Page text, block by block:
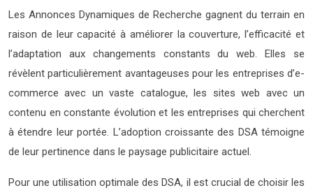
Les Annonces Dynamiques de Recherche gagnent du terrain en
raison de leur capacité à améliorer la couverture, l’efficacité et
l’adaptation aux changements constants du web. Elles se
révèlent particulièrement avantageuses pour les entreprises d’e-
commerce avec un vaste catalogue, les sites web avec un
contenu en constante évolution et les entreprises qui cherchent
à étendre leur portée. L’adoption croissante des DSA témoigne
de leur pertinence dans le paysage publicitaire actuel.
Pour une utilisation optimale des DSA, il est crucial de choisir les